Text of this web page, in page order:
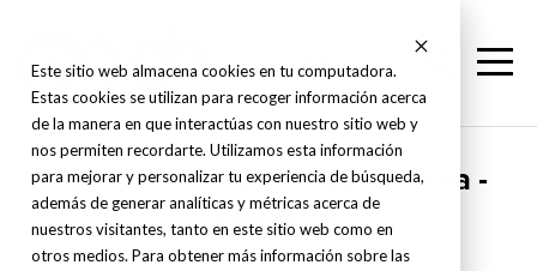
Este sitio web almacena cookies en tu computadora.
Estas cookies se utilizan para recoger información acerca
de la manera en que interactúas con nuestro sitio web y
nos permiten recordarte. Utilizamos esta información
para mejorar y personalizar tu experiencia de búsqueda,
además de generar analíticas y métricas acerca de
nuestros visitantes, tanto en este sitio web como en
otros medios. Para obtener más información sobre las
Supertec - Rectificadora plana -
Over Arm